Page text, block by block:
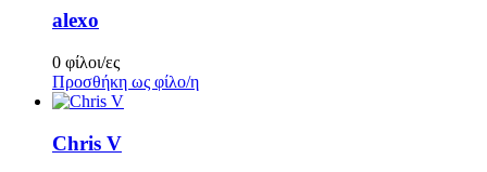
alexo
0 φίλοι/ες
Προσθήκη ως φίλο/η
Chris V